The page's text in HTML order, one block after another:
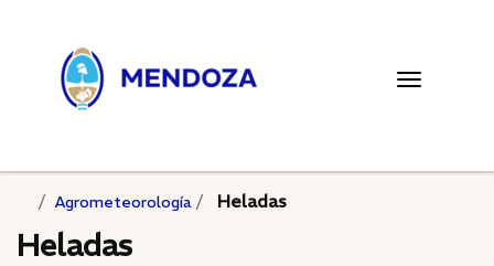
Toggle
Agrometeorología Heladas
Heladas